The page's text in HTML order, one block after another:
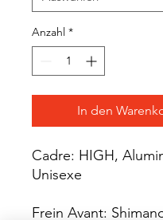
Anzahl *
In den
Cadre: HIGH,
Unisexe
Frein Avant: